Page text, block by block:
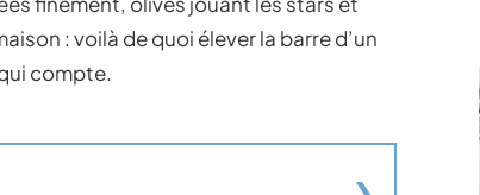
: voilà de quoi élever la barre d’un
compte.